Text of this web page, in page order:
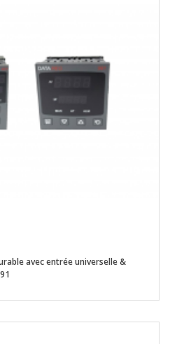
avec entrée universelle &